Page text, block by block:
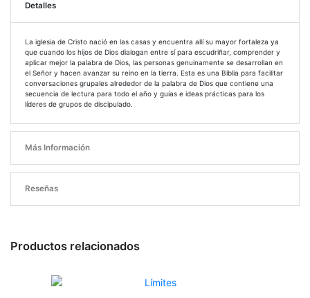
Detalles
La iglesia de Cristo nació en las casas y encuentra allí su mayor fortaleza ya
que cuando los hijos de Dios dialogan entre sí para escudriñar, comprender y
aplicar mejor la palabra de Dios, las personas genuinamente se desarrollan en
el Señor y hacen avanzar su reino en la tierra. Esta es una Biblia para facilitar
conversaciones grupales alrededor de la palabra de Dios que contiene una
secuencia de lectura para todo el año y guías e ideas prácticas para los
líderes de grupos de discipulado.
Más Información
Reseñas
Productos relacionados